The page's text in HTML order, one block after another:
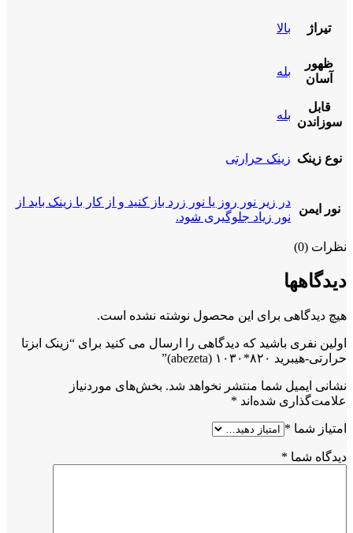
تیراژ بالا
ظهور
آسان
بله
قابل
سوزاندن
بله
نوع زینک زینک حرارتی
نور ایمن
در زیر نور روز یا نور زرد باز کنید و از کار با زینک باید از
نور زیاد جلوگیری شود.
نظرات (0)
دیدگاهها
هیچ دیدگاهی برای این محصول نوشته نشده است.
اولین نفری باشید که دیدگاهی را ارسال می کنید برای “زینک ابزتا
حرارتی-هیبرید ۸۲۰*۱۰۳۰ (abezeta)”
نشانی ایمیل شما منتشر نخواهد شد. بخش‌های موردنیاز
علامت‌گذاری شده‌اند *
امتیاز شما *
دیدگاه شما *